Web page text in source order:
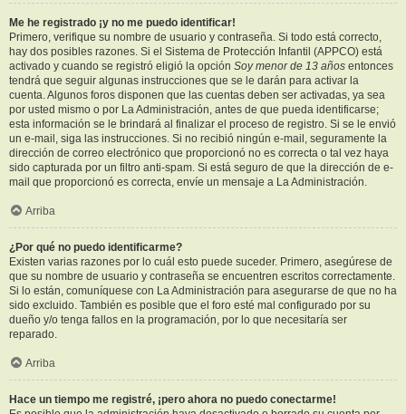
Me he registrado ¡y no me puedo identificar!
Primero, verifique su nombre de usuario y contraseña. Si todo está correcto,
hay dos posibles razones. Si el Sistema de Protección Infantil (APPCO) está
activado y cuando se registró eligió la opción Soy menor de 13 años entonces
tendrá que seguir algunas instrucciones que se le darán para activar la
cuenta. Algunos foros disponen que las cuentas deben ser activadas, ya sea
por usted mismo o por La Administración, antes de que pueda identificarse;
esta información se le brindará al finalizar el proceso de registro. Si se le envió
un e-mail, siga las instrucciones. Si no recibió ningún e-mail, seguramente la
dirección de correo electrónico que proporcionó no es correcta o tal vez haya
sido capturada por un filtro anti-spam. Si está seguro de que la dirección de e-
mail que proporcionó es correcta, envíe un mensaje a La Administración.
Arriba
¿Por qué no puedo identificarme?
Existen varias razones por lo cuál esto puede suceder. Primero, asegúrese de
que su nombre de usuario y contraseña se encuentren escritos correctamente.
Si lo están, comuníquese con La Administración para asegurarse de que no ha
sido excluido. También es posible que el foro esté mal configurado por su
dueño y/o tenga fallos en la programación, por lo que necesitaría ser
reparado.
Arriba
Hace un tiempo me registré, ¡pero ahora no puedo conectarme!